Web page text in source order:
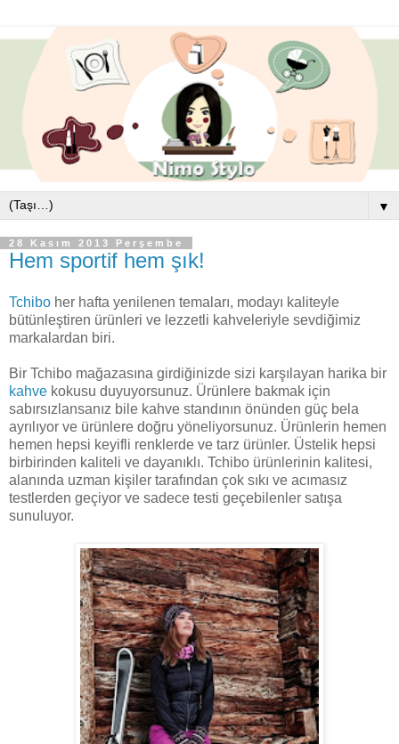
▼
28 Kasım 2013 Perşembe
Hem sportif hem şık!
Tchibo her hafta yenilenen temaları, modayı kaliteyle
bütünleştiren ürünleri ve lezzetli kahveleriyle sevdiğimiz
markalardan biri.
Bir Tchibo mağazasına girdiğinizde sizi karşılayan harika bir
kahve kokusu duyuyorsunuz. Ürünlere bakmak için
sabırsızlansanız bile kahve standının önünden güç bela
ayrılıyor ve ürünlere doğru yöneliyorsunuz. Ürünlerin hemen
hemen hepsi keyifli renklerde ve tarz ürünler. Üstelik hepsi
birbirinden kaliteli ve dayanıklı. Tchibo ürünlerinin kalitesi,
alanında uzman kişiler tarafından çok sıkı ve acımasız
testlerden geçiyor ve sadece testi geçebilenler satışa
sunuluyor.